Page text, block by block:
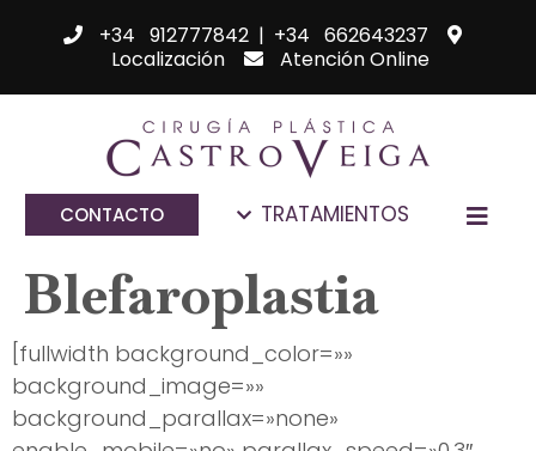
+34 912777842| +34 662643237
Localización
Atención Online
CONTACTO TRATAMIENTOS
Blefaroplastia
[fullwidth background_color=»»
background_image=»»
background_parallax=»none»